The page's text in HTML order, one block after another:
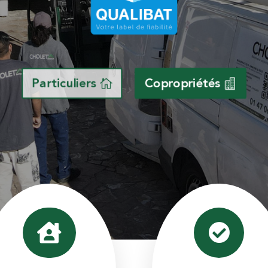
Particuliers Copropriétés
 